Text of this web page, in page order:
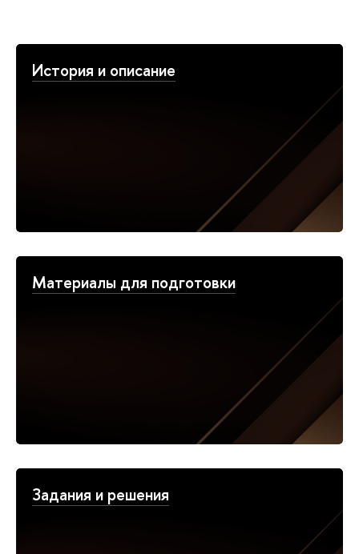
История и описание
Материалы для подготовки
Задания и решения